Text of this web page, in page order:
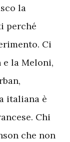
la
perché
Ci
la Meloni,
italiana è
Chi
che non